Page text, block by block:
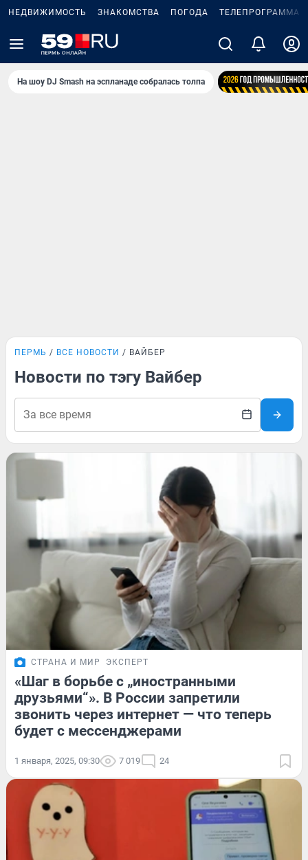
НЕДВИЖИМОСТЬ ЗНАКОМСТВА ПОГОДА ТЕЛЕПРОГРАММА
На шоу DJ Smash на эспланаде собралась толпа
ПЕРМЬ ВСЕ НОВОСТИ ВАЙБЕР
Новости по тэгу Вайбер
СТРАНА И МИР ЭКСПЕРТ
«Шаг в борьбе с „иностранными
друзьями“». В России запретили
звонить через интернет — что теперь
будет с мессенджерами
1 января, 2025, 09:30 7 019 24